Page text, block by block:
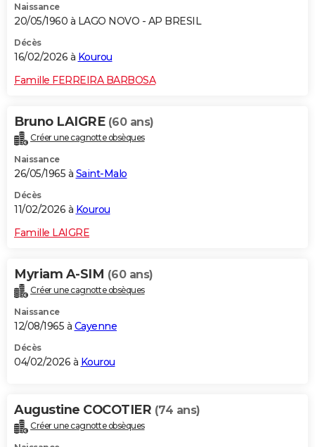
Naissance
20/05/1960 à LAGO NOVO - AP BRESIL
Décès
16/02/2026 à Kourou
Famille FERREIRA BARBOSA
Bruno LAIGRE (60 ans)
Créer une cagnotte obsèques
Naissance
26/05/1965 à Saint-Malo
Décès
11/02/2026 à Kourou
Famille LAIGRE
Myriam A-SIM (60 ans)
Créer une cagnotte obsèques
Naissance
12/08/1965 à Cayenne
Décès
04/02/2026 à Kourou
Augustine COCOTIER (74 ans)
Créer une cagnotte obsèques